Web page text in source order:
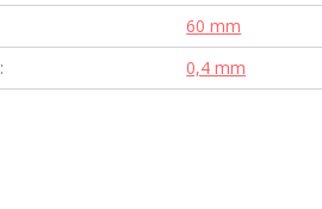
60 mm
0,4 mm